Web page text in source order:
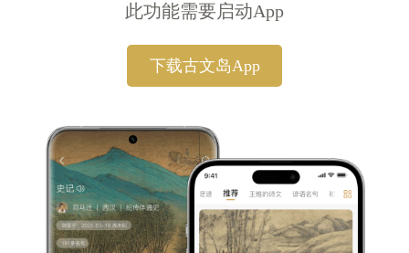
此功能需要启动App
下载古文岛App